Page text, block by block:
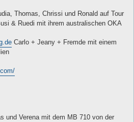
Thomas, Chrissi und Ronald auf Tour
& Ruedi mit ihrem australischen OKA
Carlo + Jeany + Fremde mit einem
und Verena mit dem MB 710 von der